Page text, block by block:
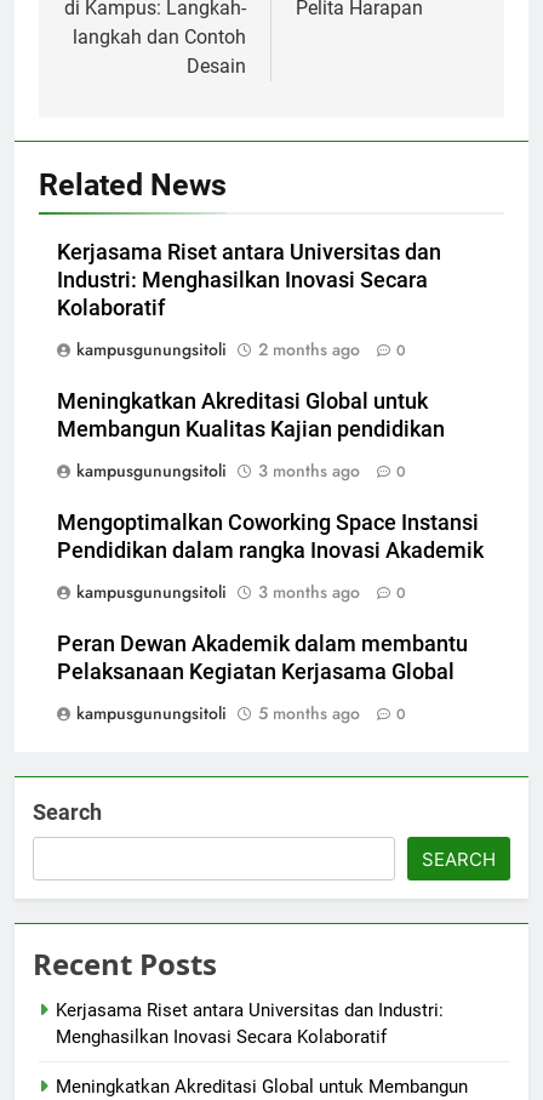
di Kampus: Langkah-
langkah dan Contoh
Desain
Pelita Harapan
Related News
Kerjasama Riset antara Universitas dan
Industri: Menghasilkan Inovasi Secara
Kolaboratif
kampusgunungsitoli
2 months ago 0
Meningkatkan Akreditasi Global untuk
Membangun Kualitas Kajian pendidikan
kampusgunungsitoli
3 months ago 0
Mengoptimalkan Coworking Space Instansi
Pendidikan dalam rangka Inovasi Akademik
kampusgunungsitoli
3 months ago 0
Peran Dewan Akademik dalam membantu
Pelaksanaan Kegiatan Kerjasama Global
kampusgunungsitoli
5 months ago 0
Search
SEARCH
Recent Posts
Kerjasama Riset antara Universitas dan Industri:
Menghasilkan Inovasi Secara Kolaboratif
Meningkatkan Akreditasi Global untuk Membangun